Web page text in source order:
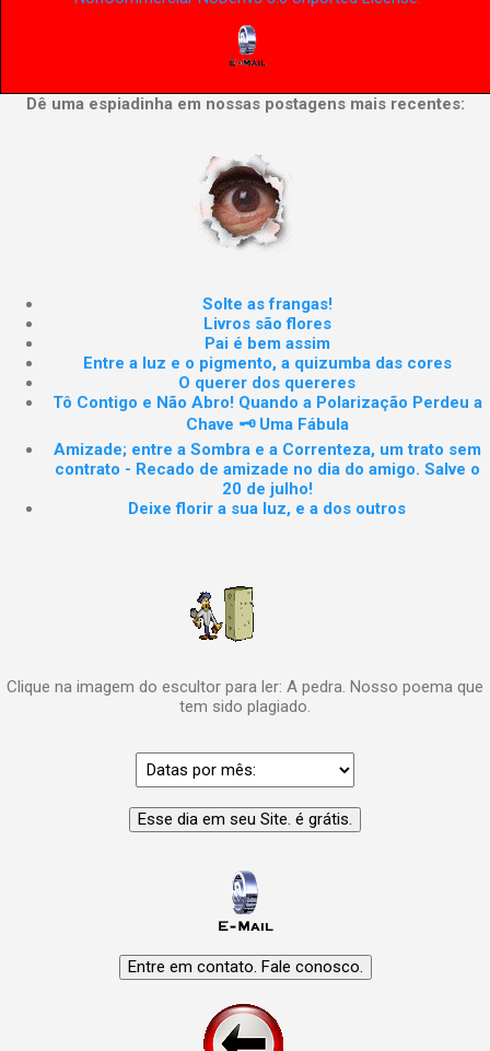
Dê uma espiadinha em nossas postagens mais recentes:
Solte as frangas!
Livros são flores
Pai é bem assim
Entre a luz e o pigmento, a quizumba das cores
O querer dos quereres
Tô Contigo e Não Abro! Quando a Polarização Perdeu a
Chave 🗝️ Uma Fábula
Amizade; entre a Sombra e a Correnteza, um trato sem
contrato - Recado de amizade no dia do amigo. Salve o
20 de julho!
Deixe florir a sua luz, e a dos outros
Clique na imagem do escultor para ler: A pedra. Nosso poema que
tem sido plagiado.